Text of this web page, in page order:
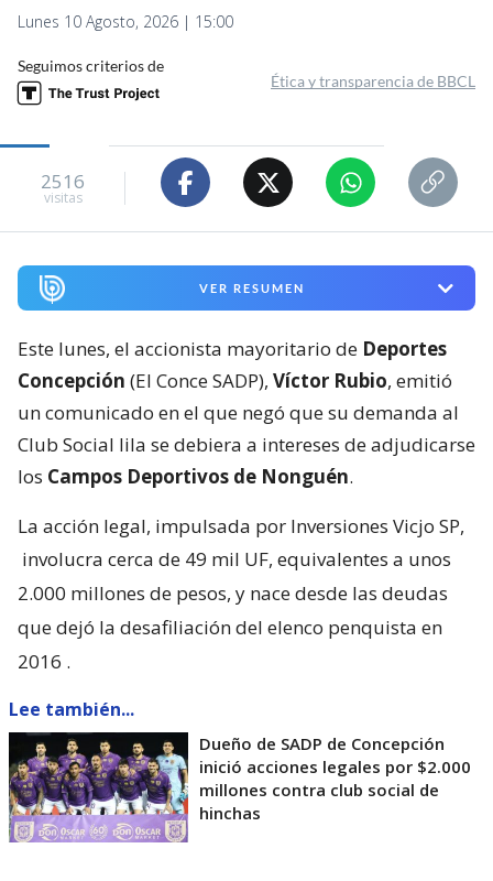
Lunes 10 Agosto, 2026 | 15:00
Seguimos criterios de
Ética y transparencia de BBCL
2516
visitas
VER RESUMEN
Este lunes, el accionista mayoritario de Deportes
Concepción (El Conce SADP), Víctor Rubio, emitió
un comunicado en el que negó que su demanda al
Club Social lila se debiera a intereses de adjudicarse
los Campos Deportivos de Nonguén.
La acción legal, impulsada por Inversiones Vicjo SP,
involucra cerca de 49 mil UF, equivalentes a unos
2.000 millones de pesos, y nace desde las deudas
que dejó la desafiliación del elenco penquista en
2016 .
Lee también...
Dueño de SADP de Concepción
inició acciones legales por $2.000
millones contra club social de
hinchas